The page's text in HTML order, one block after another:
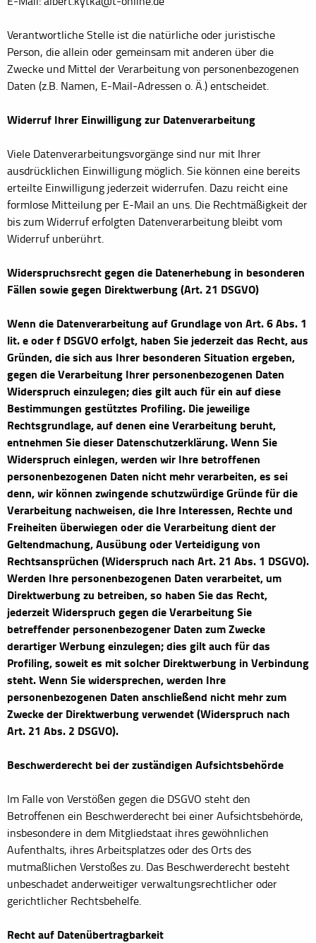
Verantwortliche Stelle ist die natürliche oder juristische
Person, die allein oder gemeinsam mit anderen über die
Zwecke und Mittel der Verarbeitung von personenbezogenen
Daten (z.B. Namen, E-Mail-Adressen o. Ä.) entscheidet.
Widerruf Ihrer Einwilligung zur Datenverarbeitung
Viele Datenverarbeitungsvorgänge sind nur mit Ihrer
ausdrücklichen Einwilligung möglich. Sie können eine bereits
erteilte Einwilligung jederzeit widerrufen. Dazu reicht eine
formlose Mitteilung per E-Mail an uns. Die Rechtmäßigkeit der
bis zum Widerruf erfolgten Datenverarbeitung bleibt vom
Widerruf unberührt.
Widerspruchsrecht gegen die Datenerhebung in besonderen
Fällen sowie gegen Direktwerbung (Art. 21 DSGVO)
Wenn die Datenverarbeitung auf Grundlage von Art. 6 Abs. 1
lit. e oder f DSGVO erfolgt, haben Sie jederzeit das Recht, aus
Gründen, die sich aus Ihrer besonderen Situation ergeben,
gegen die Verarbeitung Ihrer personenbezogenen Daten
Widerspruch einzulegen; dies gilt auch für ein auf diese
Bestimmungen gestütztes Profiling. Die jeweilige
Rechtsgrundlage, auf denen eine Verarbeitung beruht,
entnehmen Sie dieser Datenschutzerklärung. Wenn Sie
Widerspruch einlegen, werden wir Ihre betroffenen
personenbezogenen Daten nicht mehr verarbeiten, es sei
denn, wir können zwingende schutzwürdige Gründe für die
Verarbeitung nachweisen, die Ihre Interessen, Rechte und
Freiheiten überwiegen oder die Verarbeitung dient der
Geltendmachung, Ausübung oder Verteidigung von
Rechtsansprüchen (Widerspruch nach Art. 21 Abs. 1 DSGVO).
Werden Ihre personenbezogenen Daten verarbeitet, um
Direktwerbung zu betreiben, so haben Sie das Recht,
jederzeit Widerspruch gegen die Verarbeitung Sie
betreffender personenbezogener Daten zum Zwecke
derartiger Werbung einzulegen; dies gilt auch für das
Profiling, soweit es mit solcher Direktwerbung in Verbindung
steht. Wenn Sie widersprechen, werden Ihre
personenbezogenen Daten anschließend nicht mehr zum
Zwecke der Direktwerbung verwendet (Widerspruch nach
Art. 21 Abs. 2 DSGVO).
Beschwerderecht bei der zuständigen Aufsichtsbehörde
Im Falle von Verstößen gegen die DSGVO steht den
Betroffenen ein Beschwerderecht bei einer Aufsichtsbehörde,
insbesondere in dem Mitgliedstaat ihres gewöhnlichen
Aufenthalts, ihres Arbeitsplatzes oder des Orts des
mutmaßlichen Verstoßes zu. Das Beschwerderecht besteht
unbeschadet anderweitiger verwaltungsrechtlicher oder
gerichtlicher Rechtsbehelfe.
Recht auf Datenübertragbarkeit